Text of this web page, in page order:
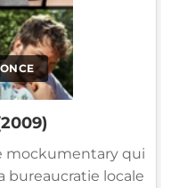
mockumentary qui
bureaucratie locale